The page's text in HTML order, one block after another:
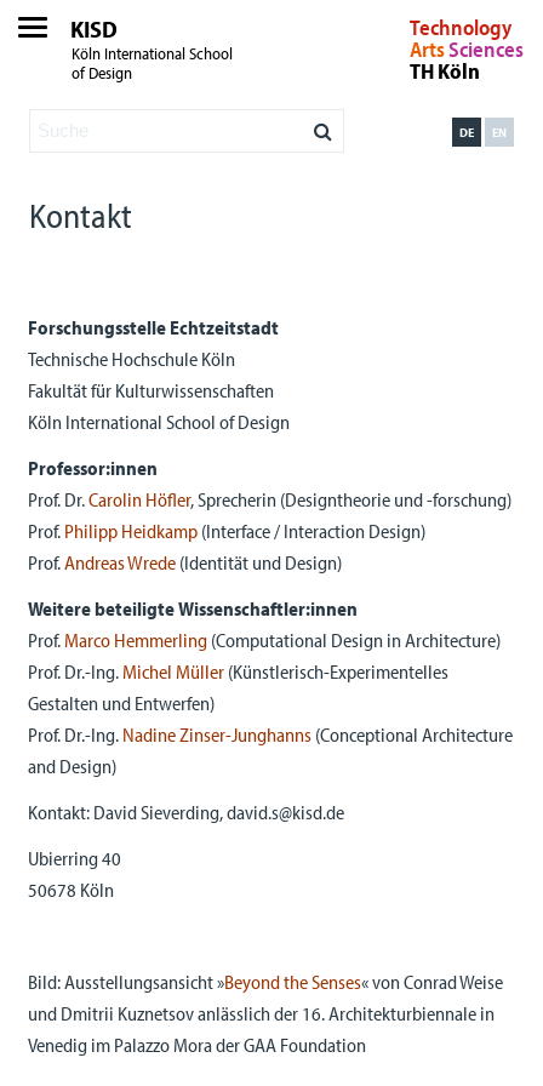
KISD
Köln International School
of Design
Technology
ArtsSciences
TH Köln
EN
DE
Kontakt
Forschungsstelle Echtzeitstadt
Technische Hochschule Köln
Fakultät für Kulturwissenschaften
Köln International School of Design
Professor:innen
Prof. Dr.Carolin Höfler, Sprecherin (Designtheorie und -forschung)
Prof. Philipp Heidkamp (Interface / Interaction Design)
Prof.Andreas Wrede(Identität und Design)
Weitere beteiligte Wissenschaftler:innen
Prof.Marco Hemmerling(Computational Design in Architecture)
Prof. Dr.-Ing.Michel Müller (Künstlerisch-Experimentelles
Gestalten und Entwerfen)
Prof. Dr.-Ing. Nadine Zinser-Junghanns(Conceptional Architecture
and Design)
Kontakt: David Sieverding, david.s@kisd.de
Ubierring 40
50678 Köln
Bild: Ausstellungsansicht »Beyond the Senses« von Conrad Weise
und Dmitrii Kuznetsov anlässlich der 16. Architekturbiennale in
Venedig im Palazzo Mora der GAA Foundation